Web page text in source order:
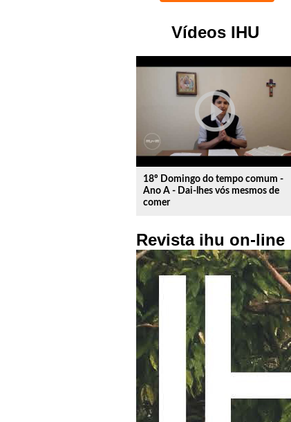
Vídeos IHU
play_circle_outline
18º Domingo do tempo comum -
Ano A - Dai-lhes vós mesmos de
comer
Revista ihu on-line